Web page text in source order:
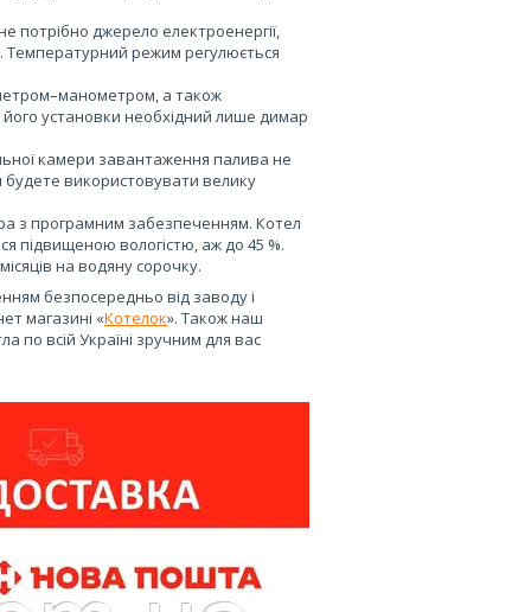
потрібно джерело електроенергії,
Температурний режим регулюється
а також
його установки необхідний лише димар
камери завантаження палива не
будете використовувати велику
з програмним забезпеченням. Котел
підвищеною вологістю, аж до 45 %.
на водяну сорочку.
безпосередньо від заводу і
магазині «Котелок». Також наш
по всій Україні зручним для вас